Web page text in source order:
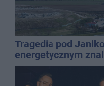
Tragedia pod
energetycznym
mężczyzny